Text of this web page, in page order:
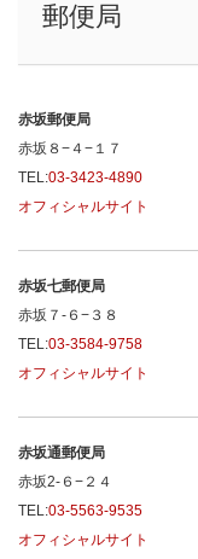
郵便局
赤坂郵便局
赤坂８−４−１７
TEL:03-3423-4890
オフィシャルサイト
赤坂七郵便局
赤坂７-６−３８
TEL:03-3584-9758
オフィシャルサイト
赤坂通郵便局
赤坂2-６−２４
TEL:03-5563-9535
オフィシャルサイト